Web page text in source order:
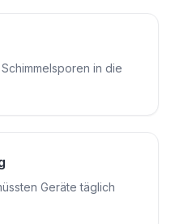
in die
Geräte täglich